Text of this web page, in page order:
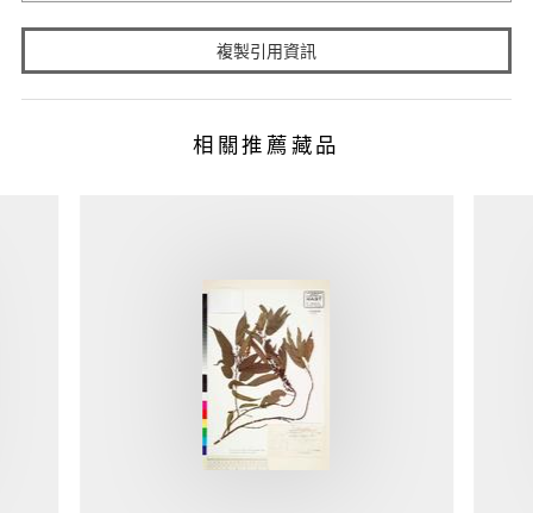
複製引用資訊
相關推薦藏品